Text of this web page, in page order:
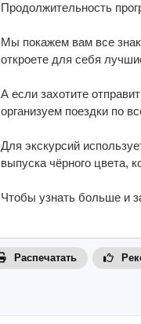
Продолжительность
Мы покажем вам все
откроете для себя
А если захотите
организуем поездки по
Для экскурсий
выпуска чёрного цвета,
Чтобы узнать больше и
Распечатать